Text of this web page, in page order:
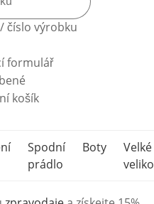
číslo výrobku
formulář
košík
Spodní
prádlo
Boty
Velké